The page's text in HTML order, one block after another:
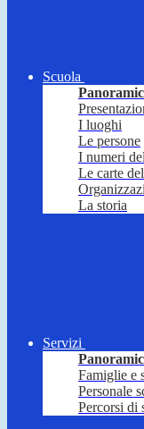
Scuola
I luoghi
Le persone
I numeri
Le carte
La storia
Servizi
Famiglie e
Personale
Percorsi di